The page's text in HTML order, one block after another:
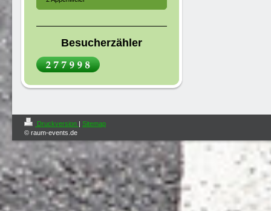
Besucherzähler
Druckversion | Sitemap
© raum-events.de